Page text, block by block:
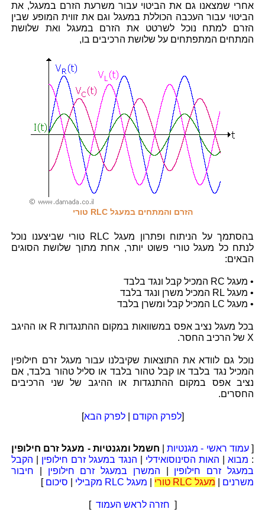
אחרי שמצאנו גם את הביטוי עבור משרעת הזרם במעגל, את
הביטוי עבור העכבה הכוללת במעגל וגם את זווית המופע שבין
הזרם למתח נוכל לשרטט את הזרם במעגל ואת שלושת
המתחים המתפתחים על שלושת הרכיבים בו,
הזרם והמתחים במעגל RLC טורי
בהסתמך על הניתוח ופתרון מעגל RLC טורי שביצענו נוכל
לנתח כל מעגל טורי פשוט יותר, אחת מתוך שלושת הסוגים
הבאים:
• מעגל RC המכיל קבל ונגד בלבד
• מעגל RL המכיל משרן ונגד בלבד
• מעגל LC המכיל קבל ומשרן בלבד
בכל מעגל נציב אפס במשוואות במקום ההתנגדות R או ההיגב
X של הרכיב החסר.
נוכל גם לוודא את התוצאות שקיבלנו עבור מעגל זרם חילופין
המכיל נגד בלבד או קבל טהור בלבד או סליל טהור בלבד, אם
נציב אפס במקום ההתנגדות או ההיגב של שני הרכיבים
החסרים.
[לפרק הקודם |לפרק הבא]
[עמוד ראשי - מגנטיות| חשמל ומגנטיות - מעגל זרם חילופין
: מבוא האות הסינוסואידלי הנגד במעגל זרם חילופין
הקבל
במעגל זרם חילופין
המשרן במעגל זרם חילופין
חיבור
משרנים
מעגל RLC טורי מעגל RLC מקבילי סיכום ]
[ חזרה לראש העמוד ]